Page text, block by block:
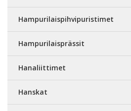
Hampurilaispihvipuristimet
Hampurilaisprässit
Hanaliittimet
Hanskat